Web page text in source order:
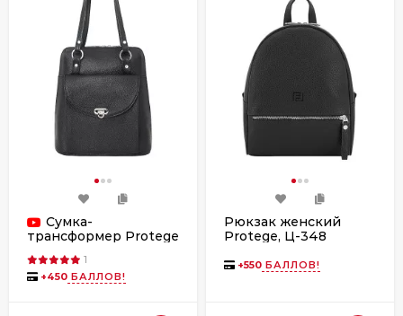
Сумка-
трансформер Protege
1
+450 БАЛЛОВ!
Рюкзак женский
Protege, Ц-348
+550 БАЛЛОВ!